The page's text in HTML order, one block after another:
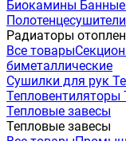
Биокамины
Полотенцесушители
Радиаторы
Все товары
биметаллические
Сушилки для рук
Тепловентиляторы
Тепловые завесы
Тепловые завесы